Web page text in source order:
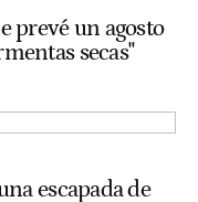
prevé un agosto
secas"
escapada de